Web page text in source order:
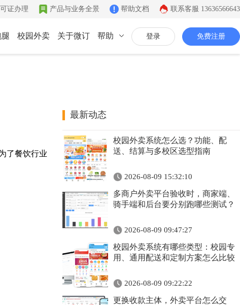
联系客服 13636566643
帮助文档
产品与业务全景
证办理
登录 免费注册
同城生活信息发布 连接你的客户和粉丝
校园外卖 关于微订 帮助
致力于移动互联网开发
有影响力的互联网企业
公司资质
证件齐全，安全放心
联系我们
7*12小时在线咨询
了餐饮行业
最新动态
校园外卖系统怎么选？功能、配
送、结算与多校区选型指南
2026-08-09 15:32:10
多商户外卖平台验收时，商家端、
骑手端和后台要分别跑哪些测试？
2026-08-09 09:47:27
校园外卖系统有哪些类型：校园专
用、通用配送和定制方案怎么比较
2026-08-09 09:22:22
更换收款主体，外卖平台怎么交